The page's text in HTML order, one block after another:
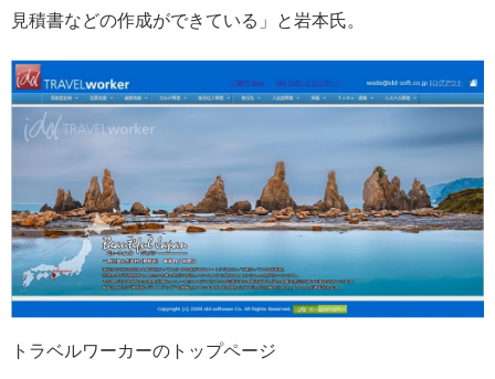
見積書などの作成ができている」と岩本氏。
トラベルワーカーのトップページ